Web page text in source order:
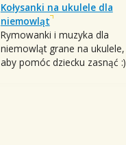
Kołysanki na ukulele dla
niemowląt
Rymowanki i muzyka dla
niemowląt grane na ukulele,
aby pomóc dziecku zasnąć :)